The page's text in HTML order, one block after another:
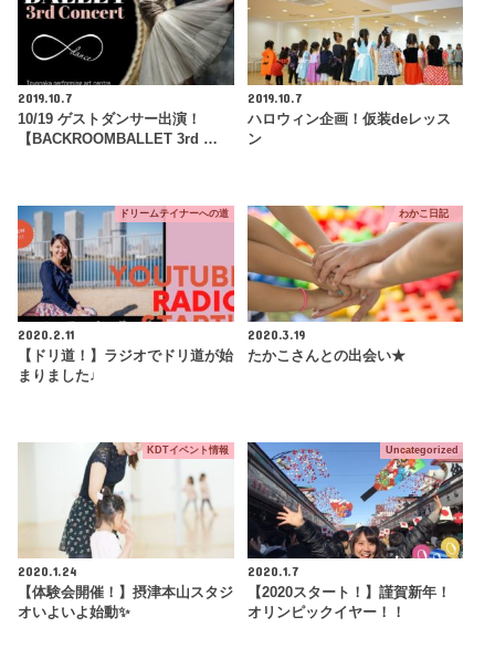
2019.10.7
10/19 ゲストダンサー出演！
【BACKROOMBALLET 3rd …
2019.10.7
ハロウィン企画！仮装deレッス
ン
ドリームテイナーへの道
2020.2.11
【ドリ道！】ラジオでドリ道が始
まりました♩
わかこ日記
2020.3.19
たかこさんとの出会い★
KDTイベント情報
2020.1.24
【体験会開催！】摂津本山スタジ
オいよいよ始動✨
Uncategorized
2020.1.7
【2020スタート！】謹賀新年！
オリンピックイヤー！！